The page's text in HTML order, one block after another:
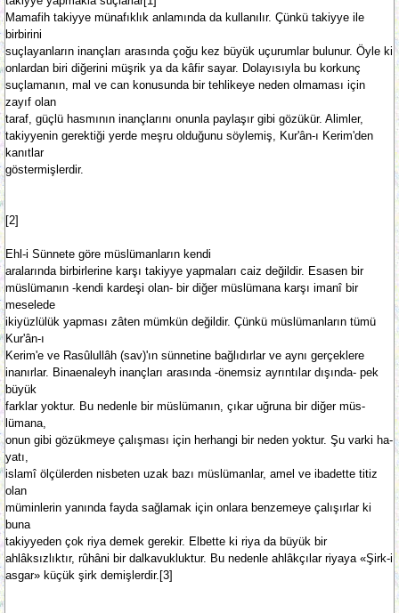
Mamafih takiyye münafıklık anlamında da kullanılır. Çünkü takiyye ile
birbirini
suçlayanların inançları ara­sında çoğu kez bü­yük uçurumlar bu­lu­nur. Öyle ki
onlardan biri diğe­rini müşrik ya da kâfir sayar. Dolayısıyla bu korkunç
suçlamanın, mal ve can konusunda bir teh­likeye ne­den olmaması için
zayıf olan
taraf, güçlü hasmının inançlarını onunla paylaşır gibi gözü­kür. Alimler,
ta­kiyyenin gerektiği yerde meşru olduğunu söylemiş, Kur'ân-ı Kerim'den
kanıtlar
göstermişlerdir.
[2]
Ehl-i Sünnete göre müslümanların kendi
aralarında birbirlerine karşı takiyye yapmaları caiz değildir. Esasen bir
müslümanın -kendi kardeşi olan- bir diğer müslümana karşı imanî bir
meselede
ikiyüzlü­lük yapması zâten mümkün değildir. Çünkü müslümanların tümü
Kur'ân-ı
Kerim'e ve Rasûlullâh (sav)'ın sünnetine bağlıdırlar ve aynı gerçeklere
inanırlar. Binaenaleyh inançları arasında -önemsiz ayrıntılar dışında- pek
büyük
fark­lar yoktur. Bu nedenle bir müslümanın, çıkar uğruna bir diğer müs­
lümana,
onun gibi gözükmeye çalışması için her­hangi bir neden yoktur. Şu varki ha­
yatı,
islamî ölçülerden nisbeten uzak bazı müslümanlar, amel ve ibadette ti­tiz
olan
müminlerin ya­nında fayda sağlamak için onlara benzemeye çalışır­lar ki
buna
takiyye­den çok riya demek gerekir. Elbette ki riya da büyük bir
ahlâksız­lıktır, rûhâni bir dalkavukluktur. Bu nedenle ahlâkçılar riyaya «Şirk-i
asgar» küçük şirk demişlerdir.[3]